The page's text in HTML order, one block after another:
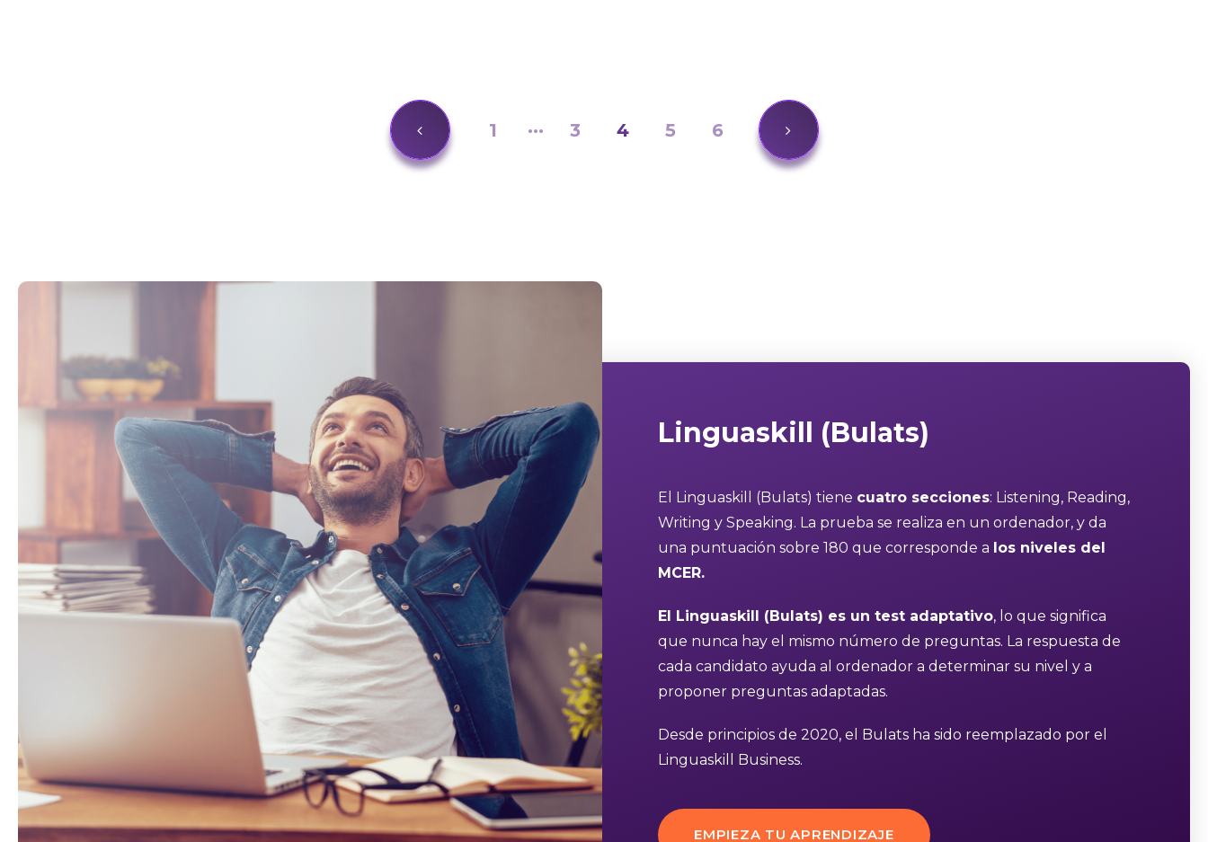
1 ··· 3 4 5 6
Linguaskill (Bulats)
El Linguaskill (Bulats) tiene cuatro secciones: Listening, Reading,
Writing y Speaking. La prueba se realiza en un ordenador, y da
una puntuación sobre 180 que corresponde a los niveles del
MCER.
El Linguaskill (Bulats) es un test adaptativo, lo que significa
que nunca hay el mismo número de preguntas. La respuesta de
cada candidato ayuda al ordenador a determinar su nivel y a
proponer preguntas adaptadas.
Desde principios de 2020, el Bulats ha sido reemplazado por el
Linguaskill Business.
EMPIEZA TU APRENDIZAJE